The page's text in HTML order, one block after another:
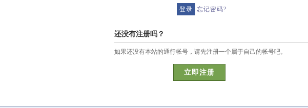
忘记密码?
还没有注册吗？
如果还没有本站的通行帐号，请先注册一个属于自己的帐号吧。
立即注册